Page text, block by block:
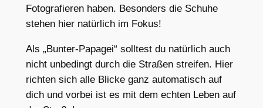
Fotografieren haben. Besonders die Schuhe
stehen hier natürlich im Fokus!
Als „Bunter-Papagei“ solltest du natürlich auch
nicht unbedingt durch die Straßen streifen. Hier
richten sich alle Blicke ganz automatisch auf
dich und vorbei ist es mit dem echten Leben auf